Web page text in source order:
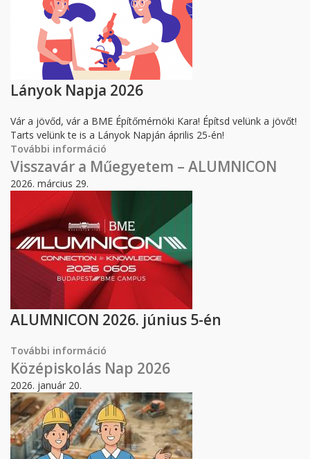
Lányok Napja 2026
Vár a jövőd, vár a BME Építőmérnöki Kara! Építsd velünk a jövőt!
Tarts velünk te is a Lányok Napján április 25-én!
További információ
kapcsolatosan
Visszavár a Műegyetem – ALUMNICON
2026. március 29.
ALUMNICON 2026. június 5-én
További információ
tartalommal kapcsolatosan
Középiskolás Nap 2026
2026. január 20.